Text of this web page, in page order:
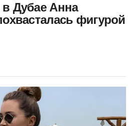
Дубае Анна
фигурой